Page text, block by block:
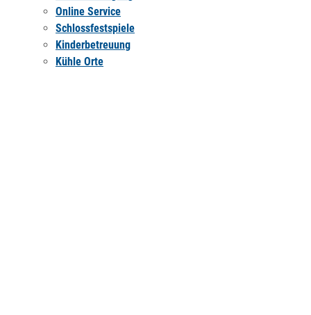
Online Service
Schlossfestspiele
Kinderbetreuung
Kühle Orte